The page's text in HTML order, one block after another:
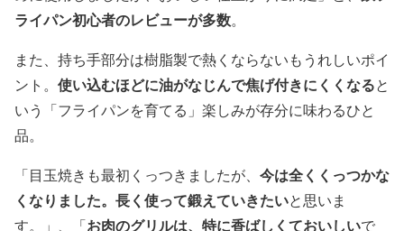
ライパン初心者のレビューが多数。
また、持ち手部分は樹脂製で熱くならないもうれしいポイ
ント。 使い込むほどに油がなじんで焦げ付きにくくなると
いう「フライパンを育てる」楽しみが存分に味わるひと
品。
「目玉焼きも最初くっつきましたが、 今は全くくっつかな
くなりました。長く使って鍛えていきたいと思いま
す。」、「お肉のグリルは、特に香ばしくておいしいで